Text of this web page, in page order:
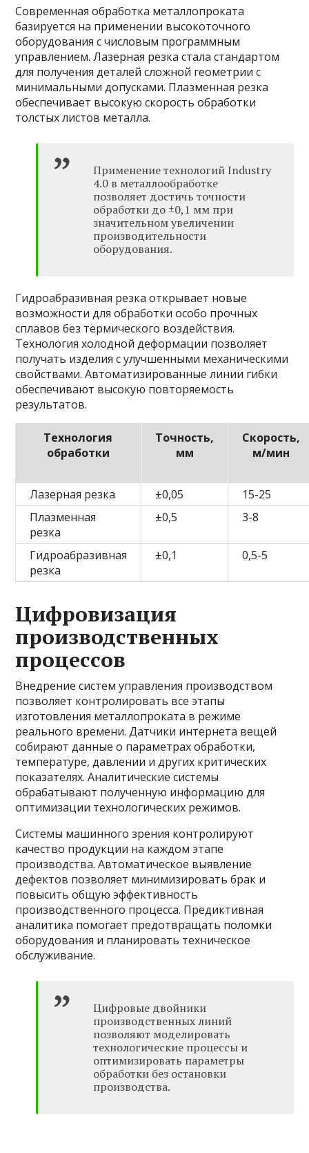
Современная обработка металлопроката
базируется на применении высокоточного
оборудования с числовым программным
управлением. Лазерная резка стала стандартом
для получения деталей сложной геометрии с
минимальными допусками. Плазменная резка
обеспечивает высокую скорость обработки
толстых листов металла.
Применение технологий Industry
4.0 в металлообработке
позволяет достичь точности
обработки до ±0,1 мм при
значительном увеличении
производительности
оборудования.
Гидроабразивная резка открывает новые
возможности для обработки особо прочных
сплавов без термического воздействия.
Технология холодной деформации позволяет
получать изделия с улучшенными механическими
свойствами. Автоматизированные линии гибки
обеспечивают высокую повторяемость
результатов.
Технология
обработки
Точность,
мм
Скорость,
м/мин
Лазерная резка ±0,05
15-25
Плазменная
резка
±0,5 3-8
Гидроабразивная
резка
±0,1 0,5-5
Цифровизация
производственных
процессов
Внедрение систем управления производством
позволяет контролировать все этапы
изготовления металлопроката в режиме
реального времени. Датчики интернета вещей
собирают данные о параметрах обработки,
температуре, давлении и других критических
показателях. Аналитические системы
обрабатывают полученную информацию для
оптимизации технологических режимов.
Системы машинного зрения контролируют
качество продукции на каждом этапе
производства. Автоматическое выявление
дефектов позволяет минимизировать брак и
повысить общую эффективность
производственного процесса. Предиктивная
аналитика помогает предотвращать поломки
оборудования и планировать техническое
обслуживание.
Цифровые двойники
производственных линий
позволяют моделировать
технологические процессы и
оптимизировать параметры
обработки без остановки
производства.